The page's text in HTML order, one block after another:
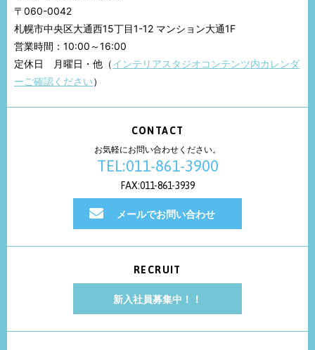
〒060-0042
札幌市中央区大通西15丁目1-12 マンション大通1F
営業時間：10:00～16:00
定休日 月曜日・他（インテリアスタジオコンテンツ内カレンダ
ーご確認ください）
CONTACT
お気軽にお問い合わせください。
TEL:011-861-3900
FAX:011-861-3939
メールでお問い合わせ
RECRUIT
新入社員募集中！！